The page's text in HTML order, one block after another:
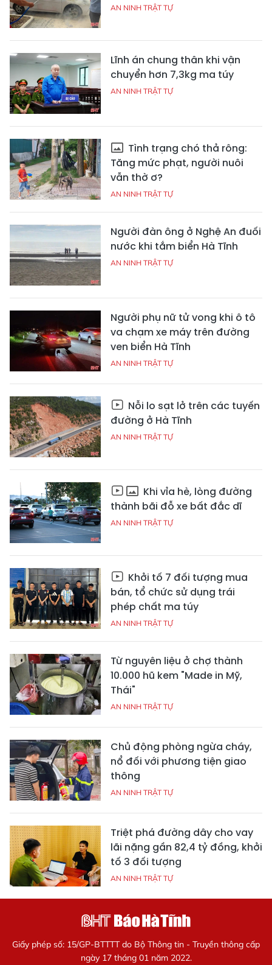
AN NINH TRẬT TỰ
Lĩnh án chung thân khi vận
chuyển hơn 7,3kg ma túy
AN NINH TRẬT TỰ
Tình trạng chó thả rông:
Tăng mức phạt, người nuôi
vẫn thờ ơ?
AN NINH TRẬT TỰ
Người đàn ông ở Nghệ An đuối
nước khi tắm biển Hà Tĩnh
AN NINH TRẬT TỰ
Người phụ nữ tử vong khi ô tô
va chạm xe máy trên đường
ven biển Hà Tĩnh
AN NINH TRẬT TỰ
Nỗi lo sạt lở trên các tuyến
đường ở Hà Tĩnh
AN NINH TRẬT TỰ
Khi vỉa hè, lòng đường
thành bãi đỗ xe bất đắc dĩ
AN NINH TRẬT TỰ
Khởi tố 7 đối tượng mua
bán, tổ chức sử dụng trái
phép chất ma túy
AN NINH TRẬT TỰ
Từ nguyên liệu ở chợ thành
10.000 hũ kem "Made in Mỹ,
Thái"
AN NINH TRẬT TỰ
Chủ động phòng ngừa cháy,
nổ đối với phương tiện giao
thông
AN NINH TRẬT TỰ
Triệt phá đường dây cho vay
lãi nặng gần 82,4 tỷ đồng, khởi
tố 3 đối tượng
AN NINH TRẬT TỰ
Giấy phép số: 15/GP-BTTTT do Bộ Thông tin - Truyền thông cấp
ngày 17 tháng 01 năm 2022.